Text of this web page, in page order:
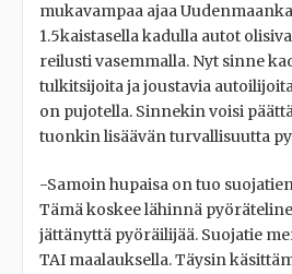
mukavampaa ajaa
1.5kaistasella kadulla autot
reilusti vasemmalla. Nyt sinne
tulkitsijoita ja joustavia
on pujotella. Sinnekin voisi
tuonkin lisäävän turvallisuutta
-Samoin hupaisa on tuo
Tämä koskee lähinnä
jättänyttä pyöräilijää. Suojatie
TAI maalauksella. Täysin